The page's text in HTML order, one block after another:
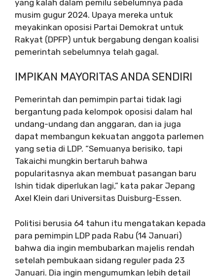
yang kalah dalam pemilu sebelumnya pada
musim gugur 2024. Upaya mereka untuk
meyakinkan oposisi Partai Demokrat untuk
Rakyat (DPFP) untuk bergabung dengan koalisi
pemerintah sebelumnya telah gagal.
IMPIKAN MAYORITAS ANDA SENDIRI
Pemerintah dan pemimpin partai tidak lagi
bergantung pada kelompok oposisi dalam hal
undang-undang dan anggaran, dan ia juga
dapat membangun kekuatan anggota parlemen
yang setia di LDP. “Semuanya berisiko, tapi
Takaichi mungkin bertaruh bahwa
popularitasnya akan membuat pasangan baru
Ishin tidak diperlukan lagi,” kata pakar Jepang
Axel Klein dari Universitas Duisburg-Essen.
Politisi berusia 64 tahun itu mengatakan kepada
para pemimpin LDP pada Rabu (14 Januari)
bahwa dia ingin membubarkan majelis rendah
setelah pembukaan sidang reguler pada 23
Januari. Dia ingin mengumumkan lebih detail